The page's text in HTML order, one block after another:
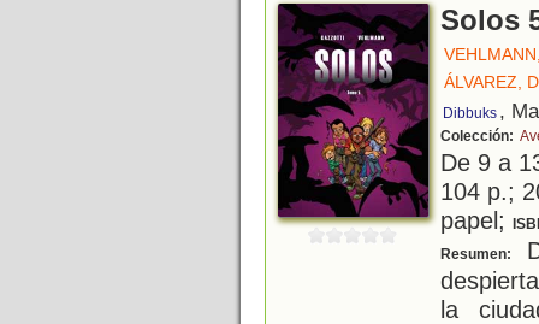
Solos
ÁLVAREZ,
Dibbuks ,
Colección:
De 9 a
104 p.;
papel;
Resumen:
la